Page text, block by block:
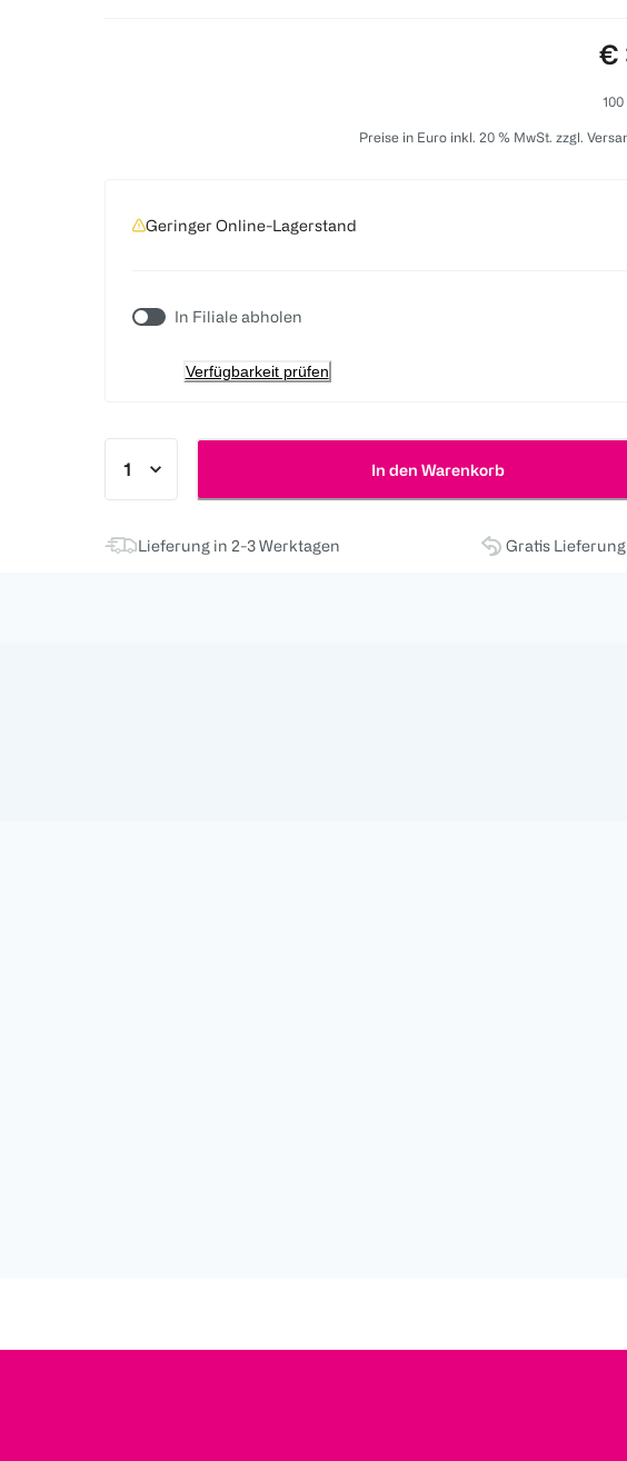
€
Preise in Euro inkl. 20 % MwSt. zzgl.
Geringer Online-Lagerstand
In Filiale abholen
Verfügbarkeit prüfen
In den Warenkorb
Lieferung in 2-3 Werktagen Gratis